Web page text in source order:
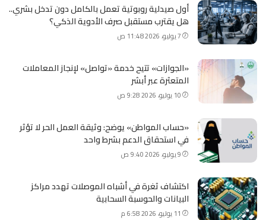
أول صيدلية روبوتية تعمل بالكامل دون تدخل بشري..
هل يقترب مستقبل صرف الأدوية الذكي؟
7 يوليو، 2026 11:48 ص
«الجوازات» تتيح خدمة «تواصل» لإنجاز المعاملات
المتعثرة عبر أبشر
10 يوليو، 2026 9:28 ص
«حساب المواطن» يوضح: وثيقة العمل الحر لا تؤثر
في استحقاق الدعم بشرط واحد
9 يوليو، 2026 9:40 ص
اكتشاف ثغرة في أشباه الموصلات تهدد مراكز
البيانات والحوسبة السحابية
11 يوليو، 2026 6:58 م